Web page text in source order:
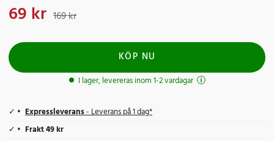
Nuvarande pris
69 kr 169 kr
KÖP NU
I lager, levereras inom 1-2 vardagar
Expressleverans- Leverans på 1 dag*
Frakt 49 kr